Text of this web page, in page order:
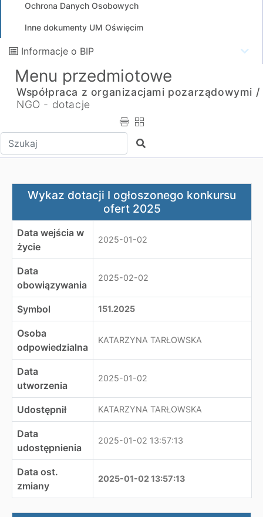
Ochrona Danych Osobowych
Inne dokumenty UM Oświęcim
Informacje o BIP
Menu przedmiotowe
Współpraca z organizacjami pozarządowymi /
NGO - dotacje
Wpisz tekst do wyszukania Szukaj
Wykaz dotacji I ogłoszonego konkursu ofert 2025
Wykaz dotacji I ogłoszonego konkursu
ofert 2025
Data wejścia w
życie
2025-01-02
Data
obowiązywania
2025-02-02
Symbol 151.2025
Osoba
odpowiedzialna
KATARZYNA TARŁOWSKA
Data
utworzenia
2025-01-02
Udostępnił KATARZYNA TARŁOWSKA
Data
udostępnienia
2025-01-02 13:57:13
Data ost.
zmiany
2025-01-02 13:57:13